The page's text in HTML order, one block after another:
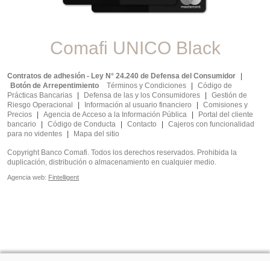
Comafi UNICO Black
Contratos de adhesión - Ley N° 24.240 de Defensa del Consumidor
|
Botón de Arrepentimiento
Términos y Condiciones |
Código de
Prácticas Bancarias
| Defensa de las y los Consumidores |
Gestión de
Riesgo Operacional
| Información al usuario financiero |
Comisiones y
Precios
| Agencia de Acceso a la Información Pública |
Portal del cliente
bancario
| Código de Conducta | Contacto |
Cajeros con funcionalidad
para no videntes
| Mapa del sitio
Copyright Banco Comafi. Todos los derechos reservados. Prohibida la
duplicación, distribución o almacenamiento en cualquier medio.
Agencia web: Fintelligent